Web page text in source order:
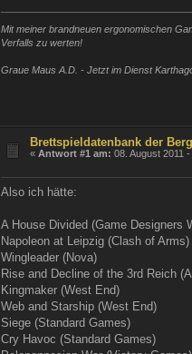
Mit meiner brandneuen ergonomischen
Verfalls zu werten!
Graue Maus A.D. - Jetzt im Dienst
Brettspieldatenbank der
«Antwort #1 am: 08. August 2011
Also ich hätte:
A House Divided (Game Designers
Napoleon at Leipzig (Clash of Arms)
Wingleader (Nova)
Rise and Decline of the 3rd Reich
Kingmaker (West End)
Web and Starship (West End)
Siege (Standard Games)
Cry Havoc (Standard Games)